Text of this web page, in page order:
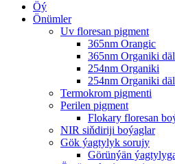
Öý
Önümler
Uv floresan pigment
365nm Orangic
365nm Organiki däl
254nm Organiki
254nm Organiki däl
Termokrom pigmenti
Perilen pigment
Flokary floresan
NIR siňdiriji boýaglar
Gök ýagtylyk sorujy
Görünýän